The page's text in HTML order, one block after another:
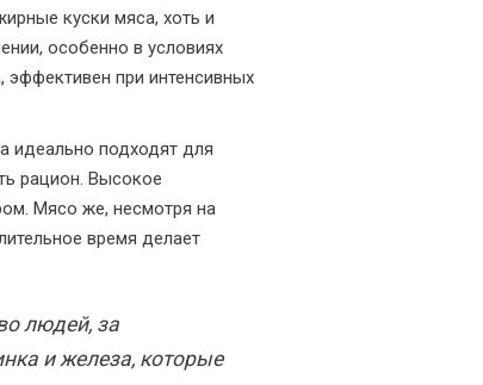
куски мяса, хоть и
особенно в условиях
эффективен при интенсивных
идеально подходят для
рацион. Высокое
Мясо же, несмотря на
время делает
людей, за
и железа, которые